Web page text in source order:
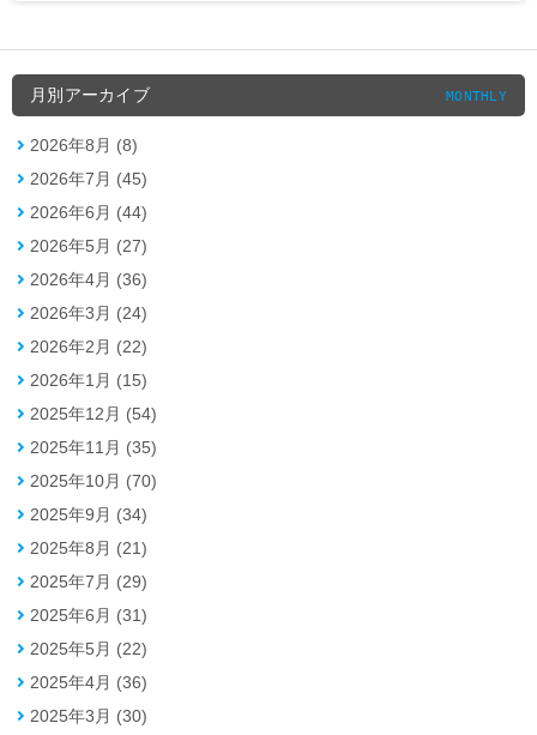
月別アーカイブ MONTHLY
2026年8月 (8)
2026年7月 (45)
2026年6月 (44)
2026年5月 (27)
2026年4月 (36)
2026年3月 (24)
2026年2月 (22)
2026年1月 (15)
2025年12月 (54)
2025年11月 (35)
2025年10月 (70)
2025年9月 (34)
2025年8月 (21)
2025年7月 (29)
2025年6月 (31)
2025年5月 (22)
2025年4月 (36)
2025年3月 (30)